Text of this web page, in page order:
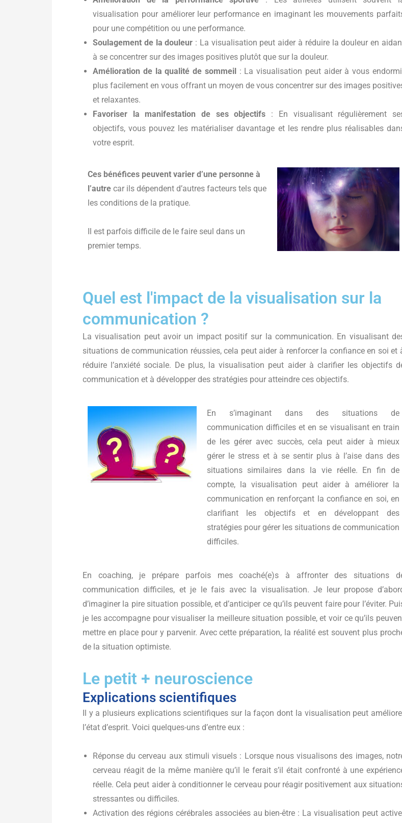
visualisation pour améliorer leur performance en imaginant les mouvements
pour une compétition ou une performance.
Soulagement de la douleur : La visualisation peut aider à réduire la douleur en
à se concentrer sur des images positives plutôt que sur la douleur.
Amélioration de la qualité de sommeil: La visualisation peut aider à vous
plus facilement en vous offrant un moyen de vous concentrer sur des images
et relaxantes.
Favoriser la manifestation de ses objectifs : En visualisant régulièrement
objectifs, vous pouvez les matérialiser davantage et les rendre plus réalisables
votre esprit.
Ces bénéfices peuvent varier d’une personne à
l’autre car ils dépendent d’autres facteurs tels que
les conditions de la pratique.
Il est parfois difficile de le faire seul dans un
premier temps.
Quel est l'impact de la visualisation sur la
communication ?
La visualisation peut avoir un impact positif sur la communication. En visualisant
situations de communication réussies, cela peut aider à renforcer la confiance en soi et
réduire l’anxiété sociale. De plus, la visualisation peut aider à clarifier les objectifs
communication et à développer des stratégies pour atteindre ces objectifs.
En s’imaginant dans des situations de
communication difficiles et en se visualisant en train
de les gérer avec succès, cela peut aider à mieux
gérer le stress et à se sentir plus à l’aise dans des
situations similaires dans la vie réelle. En fin de
compte, la visualisation peut aider à améliorer la
communication en renforçant la confiance en soi, en
clarifiant les objectifs et en développant des
stratégies pour gérer les situations de communication
difficiles.
En coaching, je prépare parfois mes coaché(e)s à affronter des situations
communication difficiles, et je le fais avec la visualisation. Je leur propose
d’imaginer la pire situation possible, et d’anticiper ce qu’ils peuvent faire pour l’éviter.
je les accompagne pour visualiser la meilleure situation possible, et voir ce qu’ils
mettre en place pour y parvenir. Avec cette préparation, la réalité est souvent plus
de la situation optimiste.
Le petit + neuroscience
Explications scientifiques
Il y a plusieurs explications scientifiques sur la façon dont la visualisation peut
l’état d’esprit. Voici quelques-uns d’entre eux :
Réponse du cerveau aux stimuli visuels : Lorsque nous visualisons des images,
cerveau réagit de la même manière qu’il le ferait s’il était confronté à une
réelle. Cela peut aider à conditionner le cerveau pour réagir positivement aux
stressantes ou difficiles.
Activation des régions cérébrales associées au bien-être : La visualisation peut